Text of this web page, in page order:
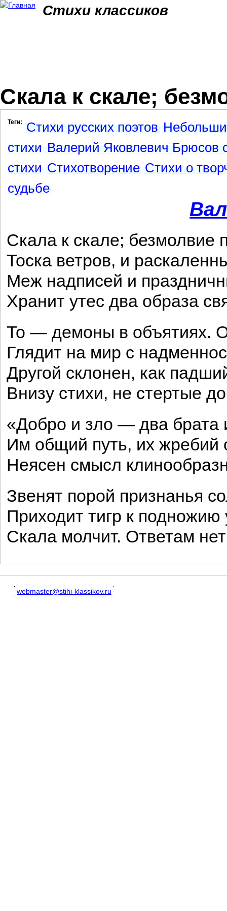
Стихи классиков
Скала к скале;
Теги: Стихи русских поэтов
стихи Валерий Яковлевич Брюсов
стихи Стихотворение Стихи о
судьбе
Скала к скале; безмолвие
Тоска ветров, и
Меж надписей и
Хранит утес два образа
То — демоны в объятиях.
Глядит на мир с
Другой склонен, как
Внизу стихи, не стертые
«Добро и зло — два брата
Им общий путь, их жребий
Неясен смысл
Звенят порой признанья
Приходит тигр к подножию
Скала молчит. Ответам
webmaster@stihi-klassikov.ru